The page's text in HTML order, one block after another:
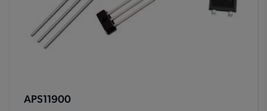
APS11900